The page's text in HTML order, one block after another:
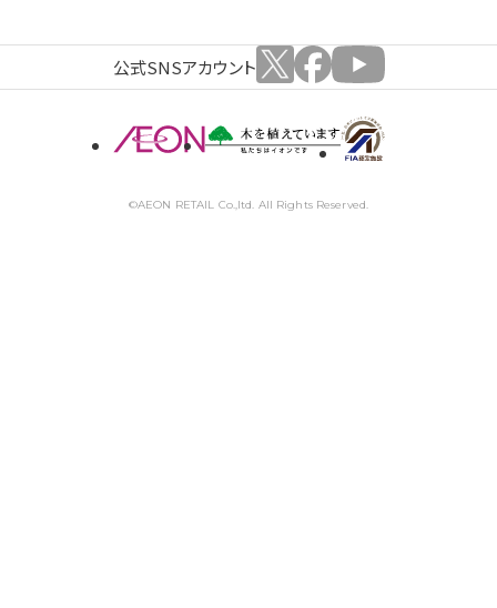
公式SNSアカウント
©AEON RETAIL Co.,ltd. All Rights Reserved.